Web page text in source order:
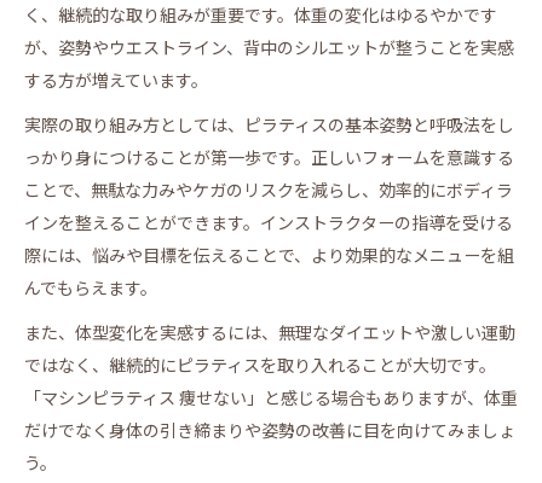
く、継続的な取り組みが重要です。体重の変化はゆるやかです
が、姿勢やウエストライン、背中のシルエットが整うことを実感
する方が増えています。
実際の取り組み方としては、ピラティスの基本姿勢と呼吸法をし
っかり身につけることが第一歩です。正しいフォームを意識する
ことで、無駄な力みやケガのリスクを減らし、効率的にボディラ
インを整えることができます。インストラクターの指導を受ける
際には、悩みや目標を伝えることで、より効果的なメニューを組
んでもらえます。
また、体型変化を実感するには、無理なダイエットや激しい運動
ではなく、継続的にピラティスを取り入れることが大切です。
「マシンピラティス 痩せない」と感じる場合もありますが、体重
だけでなく身体の引き締まりや姿勢の改善に目を向けてみましょ
う。